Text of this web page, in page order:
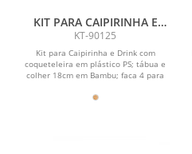
KIT PARA CAIPIRINHA E
DRINKS - 5 PÇS
KT-90125
Kit para Caipirinha e Drink com
coqueteleira em plástico PS; tábua e
colher 18cm em Bambu; faca 4 para